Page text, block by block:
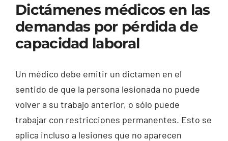
Dictámenes médicos en las
demandas por pérdida de
capacidad laboral
Un médico debe emitir un dictamen en el
sentido de que la persona lesionada no puede
volver a su trabajo anterior, o sólo puede
trabajar con restricciones permanentes. Esto se
aplica incluso a lesiones que no aparecen